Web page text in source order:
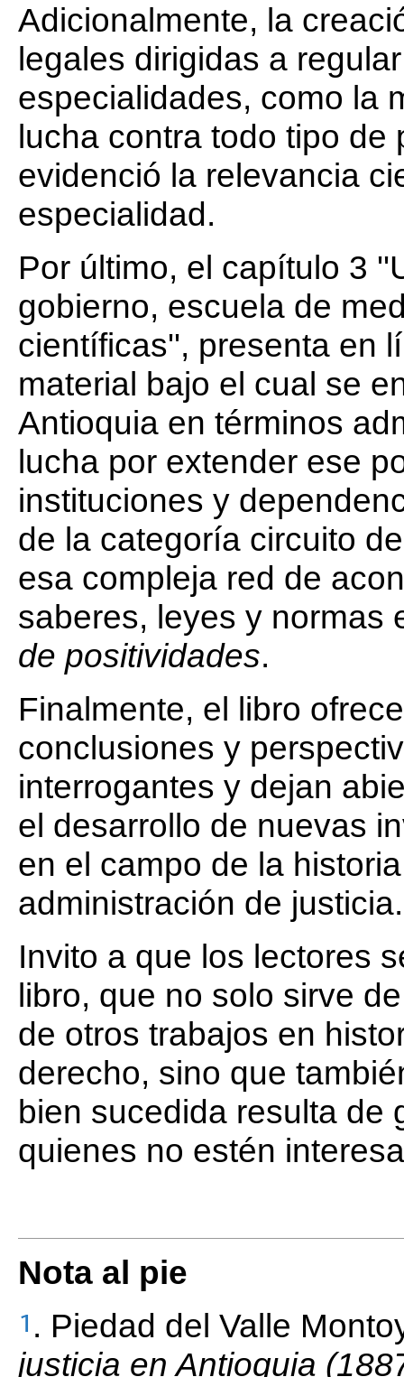
Adicionalmente, la
legales dirigidas a
especialidades, como la
lucha contra todo tipo
evidenció la relevancia
especialidad.
Por último, el capítulo 3
gobierno, escuela de
científicas'', presenta en
material bajo el cual se
Antioquia en términos
lucha por extender ese
instituciones y
de la categoría circuito
esa compleja red de
saberes, leyes y
de positividades.
Finalmente, el libro
conclusiones y
interrogantes y dejan
el desarrollo de nuevas
en el campo de la
administración de justicia.
Invito a que los lectores
libro, que no solo sirve
de otros trabajos en
derecho, sino que
bien sucedida resulta de
quienes no estén
Nota al pie
1 . Piedad del Valle
justicia en Antioquia